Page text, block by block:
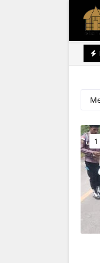
Gelar Bakti Sosial
1